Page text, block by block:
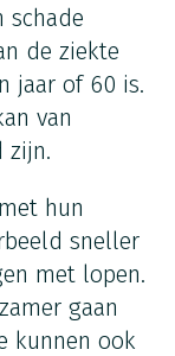
schade
de ziekte
jaar of 60 is.
van
zijn.
hun
sneller
met lopen.
gaan
kunnen ook